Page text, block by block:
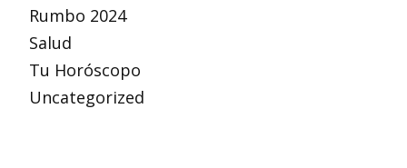
Rumbo 2024
Salud
Tu Horóscopo
Uncategorized